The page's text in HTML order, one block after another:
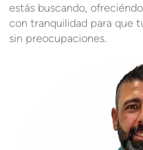
estás buscando,
con tranquilidad para que
sin preocupaciones.